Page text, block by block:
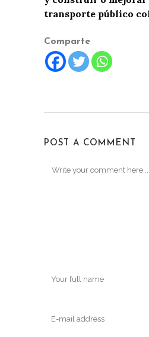
transporte público
Comparte
POST A COMMENT